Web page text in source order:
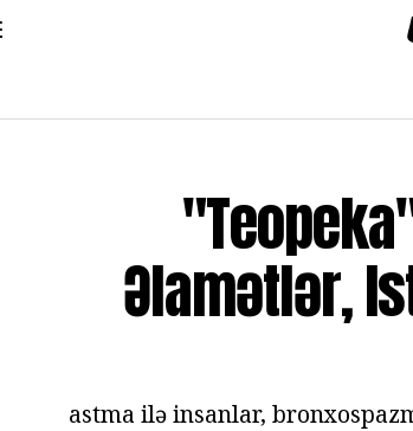
Əlamətlər,
astma ilə insanlar,